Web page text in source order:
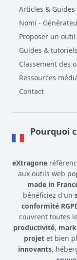
Articles & Guides
Nomi -
Proposer un outil
Guides & tutoriels
Classement des
Ressources
Contact
Pourquoi
eXtragone
aux outils web
made in
bénéficiez d'un
conformité
couvrent toutes
productivité,
projet et bien
innovants,